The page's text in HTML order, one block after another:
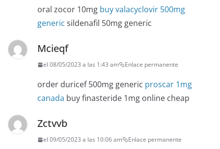
oral zocor 10mg buy valacyclovir 500mg
generic sildenafil 50mg generic
Mcieqf
el 08/05/2023 a las 1:43 am Enlace permanente
order duricef 500mg generic proscar 1mg
canada buy finasteride 1mg online cheap
Zctvvb
el 09/05/2023 a las 10:06 am Enlace permanente